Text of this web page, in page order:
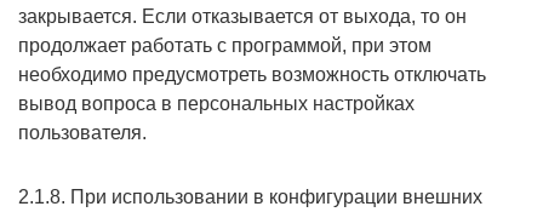
закрывается. Если отказывается от выхода, то он
продолжает работать с программой, при этом
необходимо предусмотреть возможность отключать
вывод вопроса в персональных настройках
пользователя.
2.1.8. При использовании в конфигурации внешних